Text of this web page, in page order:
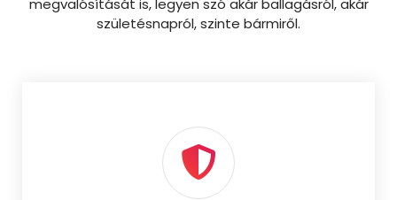
születésnapról, szinte bármiről.